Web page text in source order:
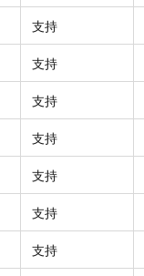
支持
支持
支持
支持
支持
支持
支持